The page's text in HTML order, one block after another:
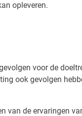
opleveren.
voor de
ook gevolgen
van de ervaringen